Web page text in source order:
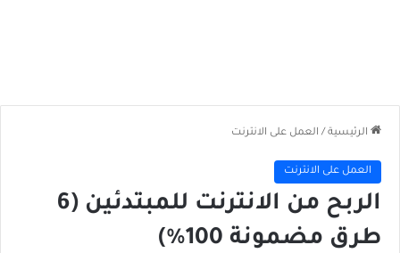
الرئيسية / العمل على الانترنت
العمل على الانترنت
الربح من الانترنت للمبتدئين (6
طرق مضمونة 100%)